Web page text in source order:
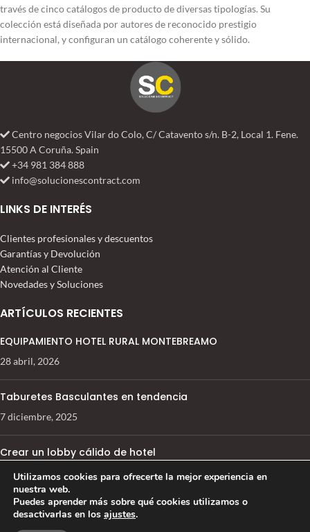
través de cinco catálogos de producto de diversas tipologías. Su
colección está diseñada por autores de reconocido prestigio
internacional, y configuran un catálogo coherente y sólido.
Centro negocios Vilar do Colo, C/ Catavento s/n. B-2, Local 1. Fene.
15500 A Coruña. Spain
+34 981 384 888
info@solucionescontract.com
LINKS DE INTERÉS
Clientes profesionales y descuentos
Garantías y Devolución
Atención al Cliente
Novedades y Soluciones
ARTÍCULOS RECIENTES
EQUIPAMIENTO HOTEL RURAL MONTEBREAMO
28 abril, 2026
Taburetes Basculantes en tendencia
7 diciembre, 2025
Crear un lobby cálido de hotel
13 septiembre, 2021
SOLUCIONES CONTRACT
Utilizamos cookies para ofrecerte la mejor experiencia en
nuestra web.
Puedes aprender más sobre qué cookies utilizamos o
desactivarlas en los ajustes.